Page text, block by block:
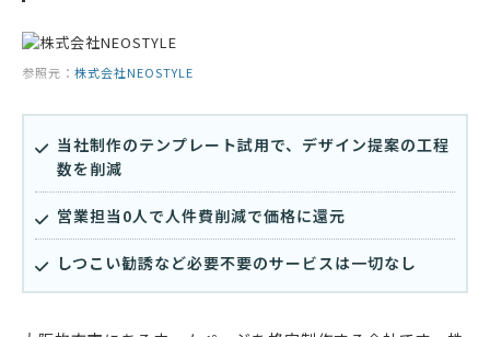
参照元： 株式会社NEOSTYLE
当社制作のテンプレート試用で、デザイン提案の工程
数を削減
営業担当0人で人件費削減で価格に還元
しつこい勧誘など必要不要のサービスは一切なし